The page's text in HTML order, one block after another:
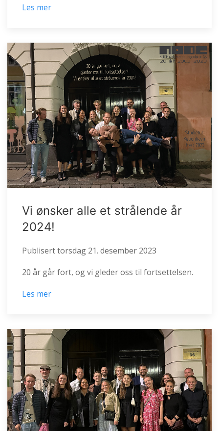
Les mer
Vi ønsker alle et strålende år
2024!
Publiserttorsdag 21. desember 2023
20 år går fort, og vi gleder oss til fortsettelsen.
Les mer